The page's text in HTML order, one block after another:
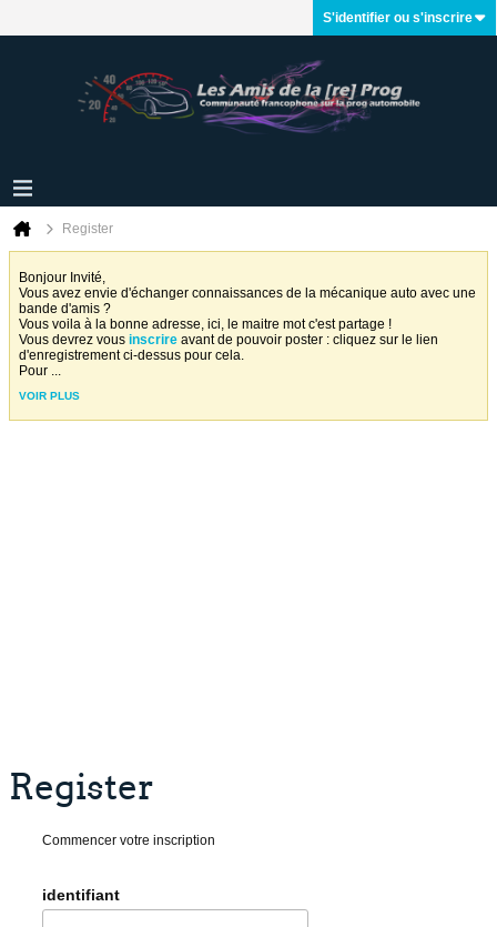
S'identifier ou s'inscrire
Register
Bonjour Invité,
Vous avez envie d'échanger connaissances de la mécanique auto avec une
bande d'amis ?
Vous voila à la bonne adresse, ici, le maitre mot c'est partage !
Vous devrez vous inscrire avant de pouvoir poster : cliquez sur le lien
d'enregistrement ci-dessus pour cela.
Pour ...
VOIR PLUS
Register
Commencer votre inscription
identifiant